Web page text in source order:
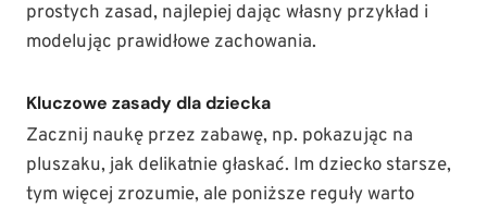
prostych zasad, najlepiej dając własny przykład i
modelując prawidłowe zachowania.
Kluczowe zasady dla dziecka
Zacznij naukę przez zabawę, np. pokazując na
pluszaku, jak delikatnie głaskać. Im dziecko starsze,
tym więcej zrozumie, ale poniższe reguły warto